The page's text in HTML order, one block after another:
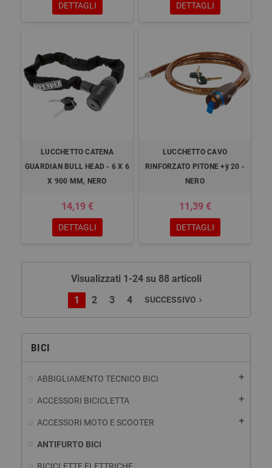
BICI
ABBIGLIAMENTO TECNICO BICI add
ACCESSORI BICICLETTA add
ACCESSORI MOTO E SCOOTER add
ANTIFURTO BICI
DETTAGLI DETTAGLI
LUCCHETTO CATENA
GUARDIAN BULL HEAD - 6 X 6
X 900 MM, NERO
14,19 €
DETTAGLI
LUCCHETTO CAVO
RINFORZATO PITONE +ÿ 20 -
NERO
11,39 €
DETTAGLI
Visualizzati 1-24 su 88 articoli
1
2 3 4 SUCCESSIVO navigate_next